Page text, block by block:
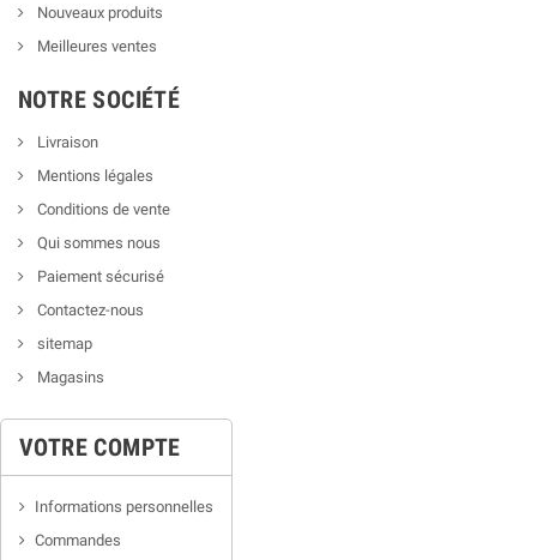
Nouveaux produits
Meilleures ventes
NOTRE SOCIÉTÉ
Livraison
Mentions légales
Conditions de vente
Qui sommes nous
Paiement sécurisé
Contactez-nous
sitemap
Magasins
VOTRE COMPTE
Informations personnelles
Commandes